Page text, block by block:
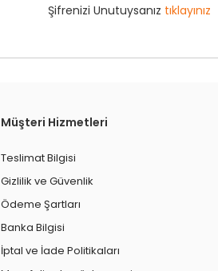
Şifrenizi Unutuysanız tıklayınız
Müşteri Hizmetleri
Teslimat Bilgisi
Gizlilik ve Güvenlik
Ödeme Şartları
Banka Bilgisi
İptal ve İade Politikaları